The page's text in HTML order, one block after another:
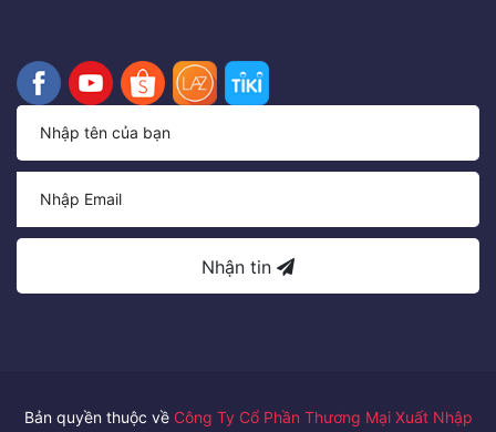
Nhận tin
Bản quyền thuộc về Công Ty Cổ Phần Thương Mại Xuất Nhập